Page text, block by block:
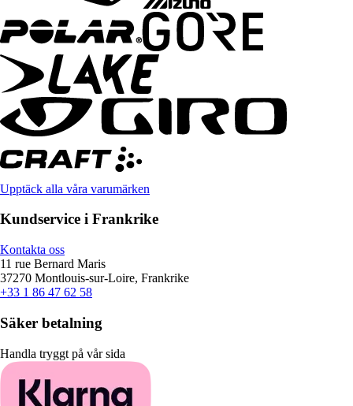
Upptäck alla våra varumärken
Kundservice i Frankrike
Kontakta oss
11 rue Bernard Maris
37270 Montlouis-sur-Loire, Frankrike
+33 1 86 47 62 58
Säker betalning
Handla tryggt på vår sida